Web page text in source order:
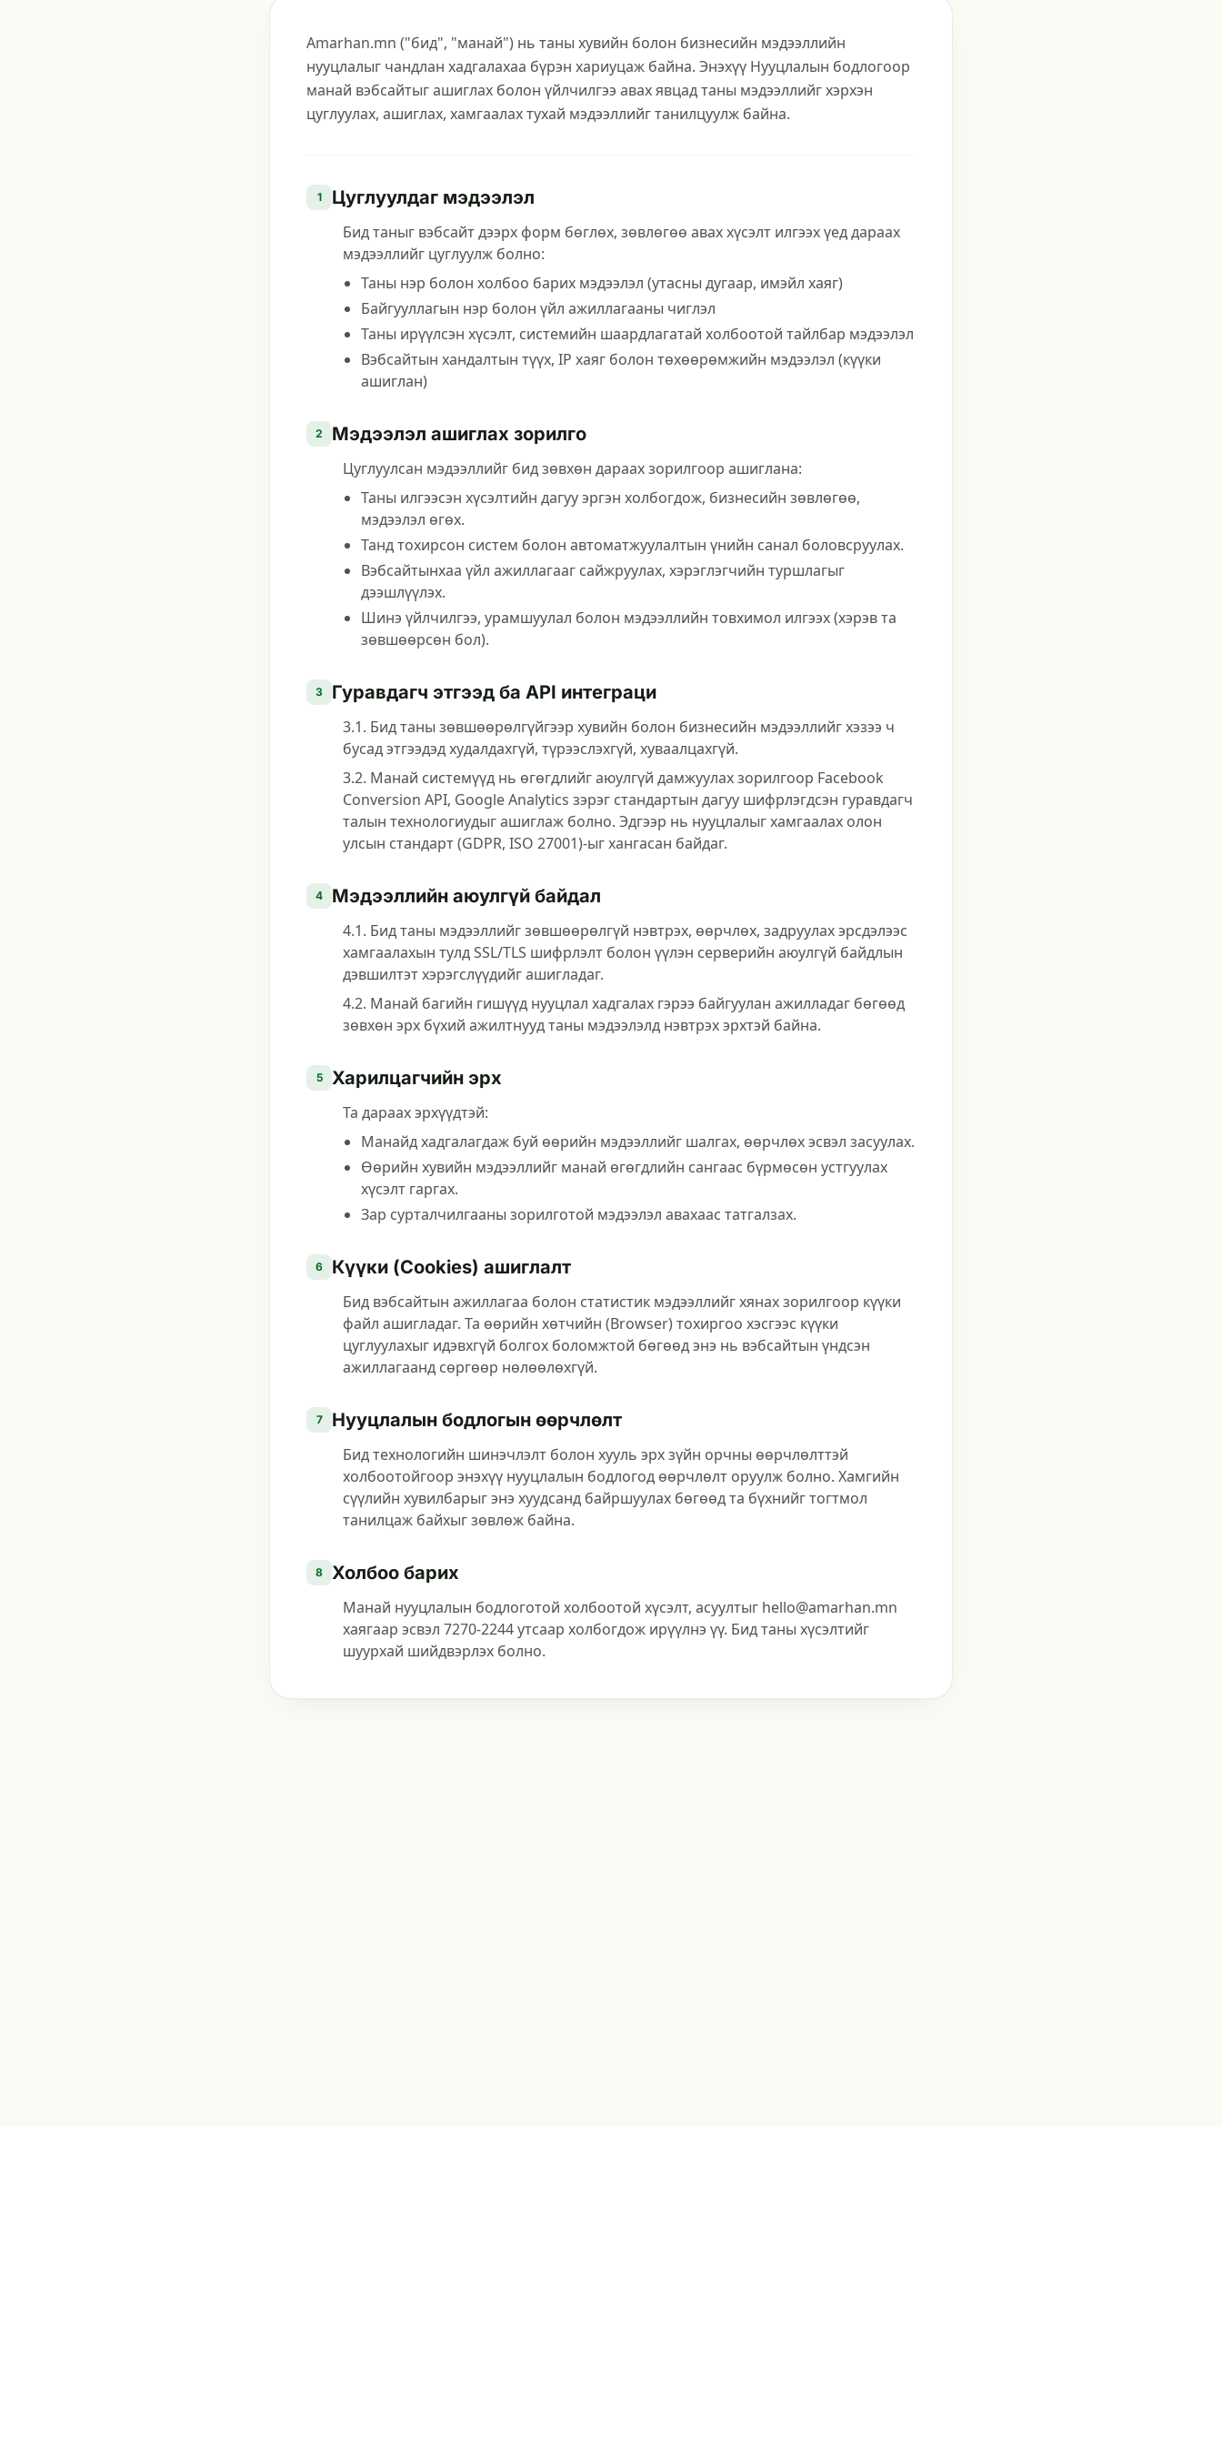
Amarhan.mn ("бид", "манай") нь таны хувийн болон бизнесийн мэдээллийн
нууцлалыг чандлан хадгалахаа бүрэн хариуцаж байна. Энэхүү Нууцлалын бодлогоор
манай вэбсайтыг ашиглах болон үйлчилгээ авах явцад таны мэдээллийг хэрхэн
цуглуулах, ашиглах, хамгаалах тухай мэдээллийг танилцуулж байна.
1 Цуглуулдаг мэдээлэл
Бид таныг вэбсайт дээрх форм бөглөх, зөвлөгөө авах хүсэлт илгээх үед дараах
мэдээллийг цуглуулж болно:
Таны нэр болон холбоо барих мэдээлэл (утасны дугаар, имэйл хаяг)
Байгууллагын нэр болон үйл ажиллагааны чиглэл
Таны ирүүлсэн хүсэлт, системийн шаардлагатай холбоотой тайлбар мэдээлэл
Вэбсайтын хандалтын түүх, IP хаяг болон төхөөрөмжийн мэдээлэл (күүки
ашиглан)
2 Мэдээлэл ашиглах зорилго
Цуглуулсан мэдээллийг бид зөвхөн дараах зорилгоор ашиглана:
Таны илгээсэн хүсэлтийн дагуу эргэн холбогдож, бизнесийн зөвлөгөө,
мэдээлэл өгөх.
Танд тохирсон систем болон автоматжуулалтын үнийн санал боловсруулах.
Вэбсайтынхаа үйл ажиллагааг сайжруулах, хэрэглэгчийн туршлагыг
дээшлүүлэх.
Шинэ үйлчилгээ, урамшуулал болон мэдээллийн товхимол илгээх (хэрэв та
зөвшөөрсөн бол).
3 Гуравдагч этгээд ба API интеграци
3.1. Бид таны зөвшөөрөлгүйгээр хувийн болон бизнесийн мэдээллийг хэзээ ч
бусад этгээдэд худалдахгүй, түрээслэхгүй, хуваалцахгүй.
3.2. Манай системүүд нь өгөгдлийг аюулгүй дамжуулах зорилгоор Facebook
Conversion API, Google Analytics зэрэг стандартын дагуу шифрлэгдсэн гуравдагч
талын технологиудыг ашиглаж болно. Эдгээр нь нууцлалыг хамгаалах олон
улсын стандарт (GDPR, ISO 27001)-ыг хангасан байдаг.
4 Мэдээллийн аюулгүй байдал
4.1. Бид таны мэдээллийг зөвшөөрөлгүй нэвтрэх, өөрчлөх, задруулах эрсдэлээс
хамгаалахын тулд SSL/TLS шифрлэлт болон үүлэн серверийн аюулгүй байдлын
дэвшилтэт хэрэгслүүдийг ашигладаг.
4.2. Манай багийн гишүүд нууцлал хадгалах гэрээ байгуулан ажилладаг бөгөөд
зөвхөн эрх бүхий ажилтнууд таны мэдээлэлд нэвтрэх эрхтэй байна.
5 Харилцагчийн эрх
Та дараах эрхүүдтэй:
Манайд хадгалагдаж буй өөрийн мэдээллийг шалгах, өөрчлөх эсвэл засуулах.
Өөрийн хувийн мэдээллийг манай өгөгдлийн сангаас бүрмөсөн устгуулах
хүсэлт гаргах.
Зар сурталчилгааны зорилготой мэдээлэл авахаас татгалзах.
6 Күүки (Cookies) ашиглалт
Бид вэбсайтын ажиллагаа болон статистик мэдээллийг хянах зорилгоор күүки
файл ашигладаг. Та өөрийн хөтчийн (Browser) тохиргоо хэсгээс күүки
цуглуулахыг идэвхгүй болгох боломжтой бөгөөд энэ нь вэбсайтын үндсэн
ажиллагаанд сөргөөр нөлөөлөхгүй.
7 Нууцлалын бодлогын өөрчлөлт
Бид технологийн шинэчлэлт болон хууль эрх зүйн орчны өөрчлөлттэй
холбоотойгоор энэхүү нууцлалын бодлогод өөрчлөлт оруулж болно. Хамгийн
сүүлийн хувилбарыг энэ хуудсанд байршуулах бөгөөд та бүхнийг тогтмол
танилцаж байхыг зөвлөж байна.
8 Холбоо барих
Манай нууцлалын бодлоготой холбоотой хүсэлт, асуултыг hello@amarhan.mn
хаягаар эсвэл 7270-2244 утсаар холбогдож ирүүлнэ үү. Бид таны хүсэлтийг
шуурхай шийдвэрлэх болно.